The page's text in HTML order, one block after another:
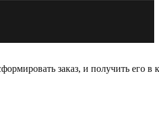
заказ, и получить его в